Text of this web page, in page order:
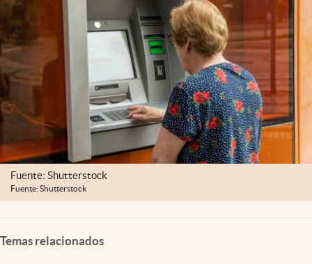
abre en nueva pestaña
Fuente: Shutterstock
Fuente: Shutterstock
Temas relacionados